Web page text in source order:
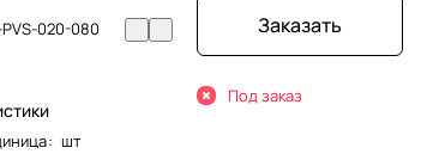
020-080
: шт
Заказать
Под заказ